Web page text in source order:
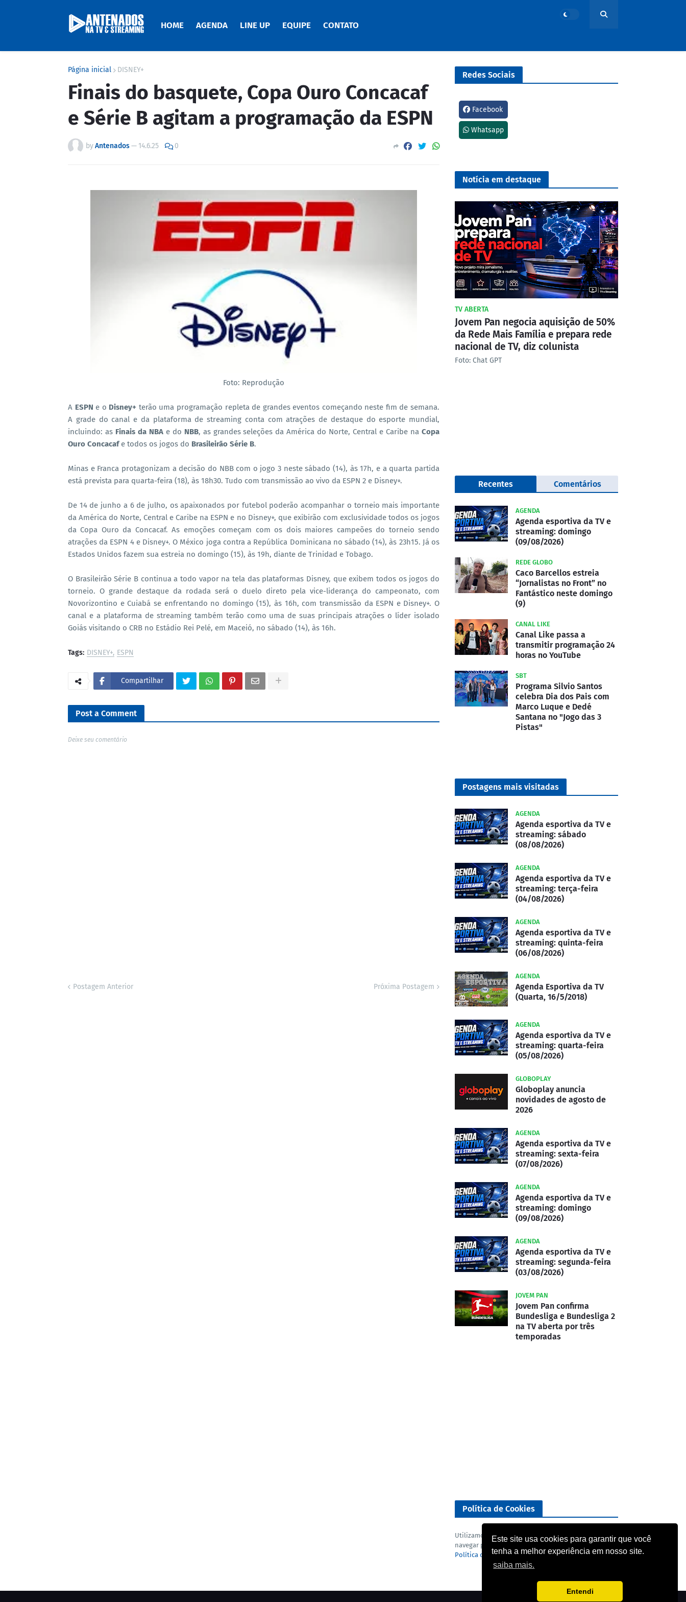
Este site usa cookies para garantir que você
tenha a melhor experiência em nosso site.
saiba mais.
Entendi
HOME AGENDA LINE UP EQUIPE CONTATO
Página inicial DISNEY+
Finais do basquete, Copa Ouro Concacaf
e Série B agitam a programação da ESPN
byAntenados— 14.6.25 0
Foto: Reprodução
A ESPN e o Disney+ terão uma programação repleta de grandes eventos começando neste fim de semana.
A grade do canal e da plataforma de streaming conta com atrações de destaque do esporte mundial,
incluindo: as Finais da NBAe do NBB, as grandes seleções da América do Norte, Central e Caribe naCopa
Ouro Concacafe todos os jogos do Brasileirão Série B.
Minas e Franca protagonizam a decisão do NBB com o jogo 3 neste sábado (14), às 17h, e a quarta partida
está prevista para quarta-feira (18), às 18h30. Tudo com transmissão ao vivo da ESPN 2 e Disney+.
De 14 de junho a 6 de julho, os apaixonados por futebol poderão acompanhar o torneio mais importante
da América do Norte, Central e Caribe na ESPN e no Disney+, que exibirão com exclusividade todos os jogos
da Copa Ouro da Concacaf. As emoções começam com os dois maiores campeões do torneio sendo
atrações da ESPN 4 e Disney+. O México joga contra a República Dominicana no sábado (14), às 23h15. Já os
Estados Unidos fazem sua estreia no domingo (15), às 19h, diante de Trinidad e Tobago.
O Brasileirão Série B continua a todo vapor na tela das plataformas Disney, que exibem todos os jogos do
torneio. O grande destaque da rodada será o duelo direto pela vice-liderança do campeonato, com
Novorizontino e Cuiabá se enfrentando no domingo (15), às 16h, com transmissão da ESPN e Disney+. O
canal e a plataforma de streaming também terão como uma de suas principais atrações o líder isolado
Goiás visitando o CRB no Estádio Rei Pelé, em Maceió, no sábado (14), às 16h.
Tags: DISNEY+ ESPN
Compartilhar
Post a Comment
Deixe seu comentário
Postagem Anterior Próxima Postagem
Redes Sociais
Facebook
Whatsapp
Notícia em destaque
TV ABERTA
Jovem Pan negocia aquisição de 50%
da Rede Mais Família e prepara rede
nacional de TV, diz colunista
Foto: Chat GPT
Recentes Comentários
AGENDA
Agenda esportiva da TV e
streaming: domingo
(09/08/2026)
REDE GLOBO
Caco Barcellos estreia
“Jornalistas no Front” no
Fantástico neste domingo
(9)
CANAL LIKE
Canal Like passa a
transmitir programação 24
horas no YouTube
SBT
Programa Silvio Santos
celebra Dia dos Pais com
Marco Luque e Dedé
Santana no "Jogo das 3
Pistas"
Postagens mais visitadas
AGENDA
Agenda esportiva da TV e
streaming: sábado
(08/08/2026)
AGENDA
Agenda esportiva da TV e
streaming: terça-feira
(04/08/2026)
AGENDA
Agenda esportiva da TV e
streaming: quinta-feira
(06/08/2026)
AGENDA
Agenda Esportiva da TV
(Quarta, 16/5/2018)
AGENDA
Agenda esportiva da TV e
streaming: quarta-feira
(05/08/2026)
GLOBOPLAY
Globoplay anuncia
novidades de agosto de
2026
AGENDA
Agenda esportiva da TV e
streaming: sexta-feira
(07/08/2026)
AGENDA
Agenda esportiva da TV e
streaming: domingo
(09/08/2026)
AGENDA
Agenda esportiva da TV e
streaming: segunda-feira
(03/08/2026)
JOVEM PAN
Jovem Pan confirma
Bundesliga e Bundesliga 2
na TV aberta por três
temporadas
Política de Cookies
Utilizamos cookies para analisar o nosso tráfego. Ao
navegar pelo blog você concorda com a nossa
Política de privacidadeeTermo de uso.